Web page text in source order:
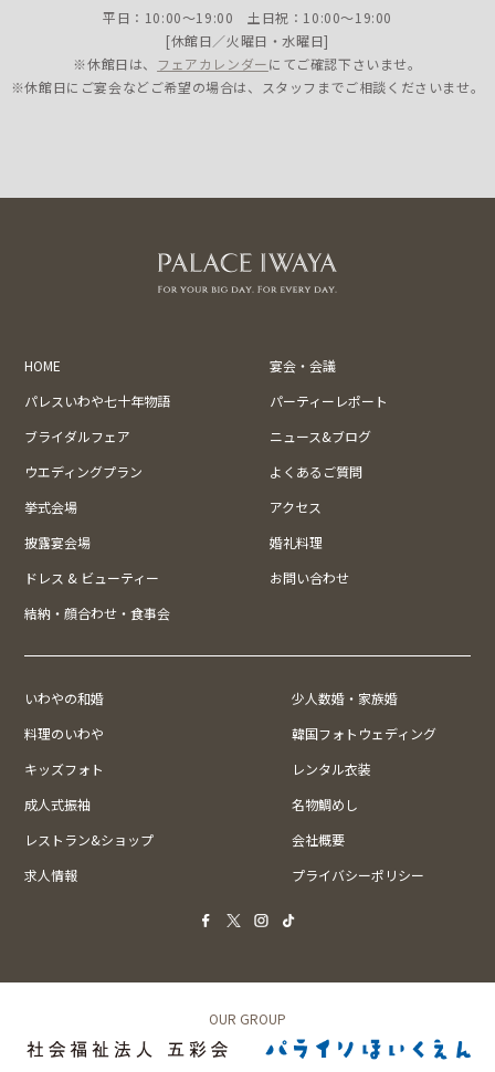
平日：10:00〜19:00 土日祝：10:00〜19:00
[休館日／火曜日・水曜日]
※休館日は、 フェアカレンダーにてご確認下さいませ。
※休館日にご宴会などご希望の場合は、スタッフまでご相談くださいませ。
HOME
宴会・会議
パレスいわや七十年物語
パーティーレポート
ブライダルフェア
ニュース&ブログ
ウエディングプラン
よくあるご質問
挙式会場
アクセス
披露宴会場
婚礼料理
ドレス & ビューティー
お問い合わせ
結納・顔合わせ・食事会
いわやの和婚
少人数婚・家族婚
料理のいわや
韓国フォトウェディング
キッズフォト
レンタル衣装
成人式振袖
名物鯛めし
レストラン&ショップ
会社概要
求人情報
プライバシーポリシー
OUR GROUP